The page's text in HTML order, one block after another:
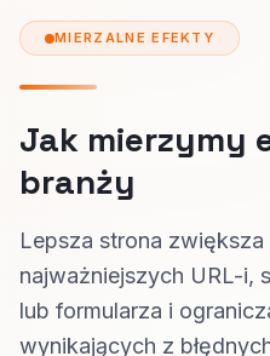
MIERZALNE EFEKTY
Jak mierzymy
branży
Lepsza strona
najważniejszych URL-i,
lub formularza i
wynikających z